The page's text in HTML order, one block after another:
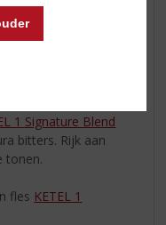
smaak van KETEL
1 Signature Blend
bitters. Rijk aan
tonen.
fles KETEL 1